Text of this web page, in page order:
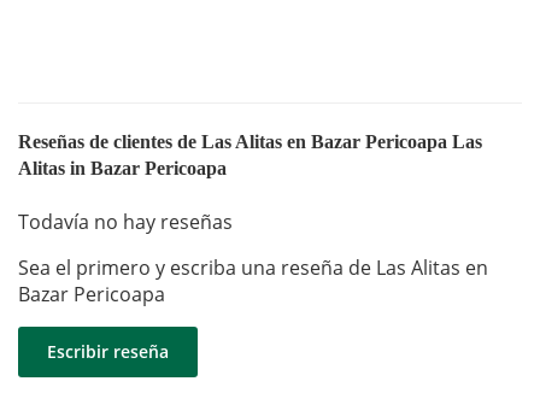
Reseñas de clientes de Las Alitas en Bazar Pericoapa Las
Alitas in Bazar Pericoapa
Todavía no hay reseñas
Sea el primero y escriba una reseña de Las Alitas en
Bazar Pericoapa
Escribir reseña